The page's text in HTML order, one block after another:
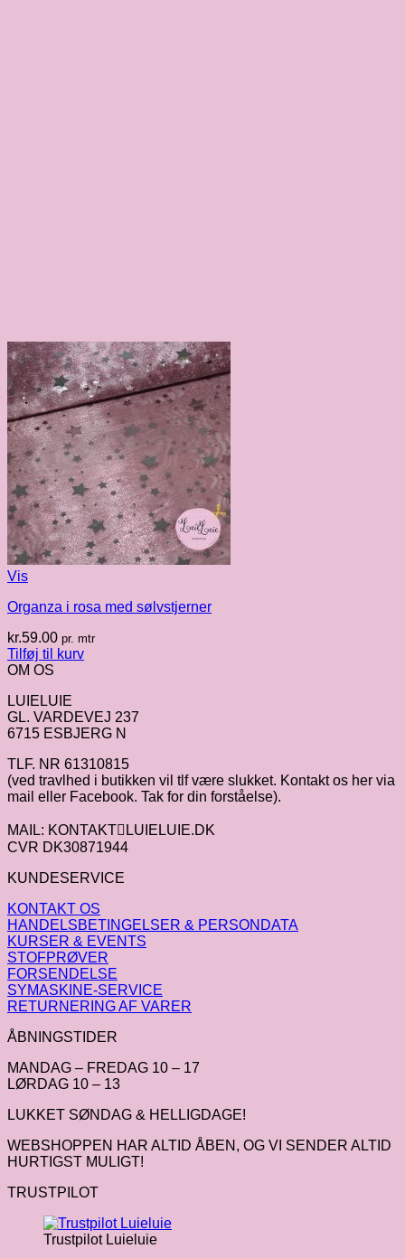
Vis
Organza i rosa med sølvstjerner
kr.59.00 pr. mtr
Tilføj til kurv
OM OS
LUIELUIE
GL. VARDEVEJ 237
6715 ESBJERG N
TLF. NR 61310815
(ved travlhed i butikken vil tlf være slukket. Kontakt os her via
mail eller Facebook. Tak for din forståelse).
MAIL: KONTAKTLUIELUIE.DK
CVR DK30871944
KUNDESERVICE
KONTAKT OS
HANDELSBETINGELSER & PERSONDATA
KURSER & EVENTS
STOFPRØVER
FORSENDELSE
SYMASKINE-SERVICE
RETURNERING AF VARER
ÅBNINGSTIDER
MANDAG – FREDAG 10 – 17
LØRDAG 10 – 13
LUKKET SØNDAG & HELLIGDAGE!
WEBSHOPPEN HAR ALTID ÅBEN, OG VI SENDER ALTID
HURTIGST MULIGT!
TRUSTPILOT
Trustpilot Luieluie